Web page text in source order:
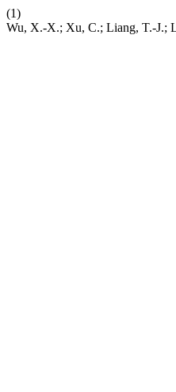
(1)
Wu, X.-X.; Xu, C.; Liang, T.-J.;